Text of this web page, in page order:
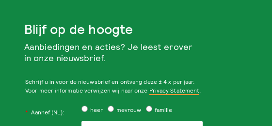
Blijf op de hoogte
Aanbiedingen en acties? Je leest erover
in onze nieuwsbrief.
Schrijf u in voor de nieuwsbrief en ontvang deze ± 4 x per jaar.
Voor meer informatie verwijzen wij naar onze Privacy Statement.
* Aanhef (NL): heer mevrouw familie